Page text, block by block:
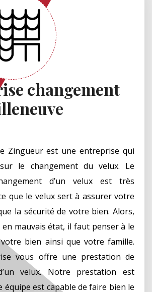
changement
Zingueur est une entreprise qui
le changement du velux. Le
d’un velux est très
que le velux sert à assurer votre
la sécurité de votre bien. Alors,
mauvais état, il faut penser à le
bien ainsi que votre famille.
vous offre une prestation de
velux. Notre prestation est
équipe est capable de faire bien le